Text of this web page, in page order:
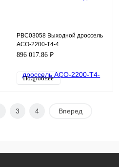
PBC03058 Выходной дроссель
ACO-2200-T4-4
896 017.86 ₽
Подробнее
3 4 Вперед